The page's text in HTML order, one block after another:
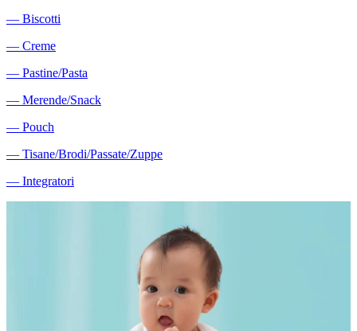
― Biscotti
― Creme
― Pastine/Pasta
― Merende/Snack
― Pouch
― Tisane/Brodi/Passate/Zuppe
― Integratori